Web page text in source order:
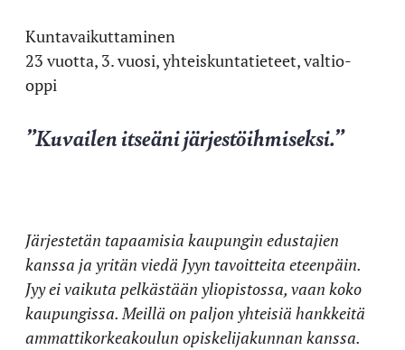
Kuntavaikuttaminen
23 vuotta, 3. vuosi, yhteiskuntatieteet, valtio-
oppi
”Kuvailen itseäni järjestöihmiseksi.”
Järjestetän tapaamisia kaupungin edustajien
kanssa ja yritän viedä Jyyn tavoitteita eteenpäin.
Jyy ei vaikuta pelkästään yliopistossa, vaan koko
kaupungissa. Meillä on paljon yhteisiä hankkeitä
ammattikorkeakoulun opiskelijakunnan kanssa.